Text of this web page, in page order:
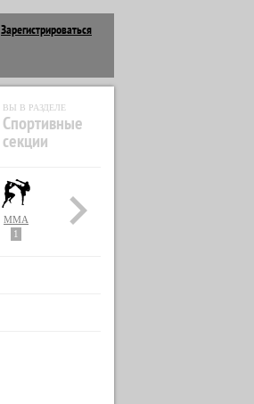
Зарегистрироваться
ВЫ В РАЗДЕЛЕ
Спортивные
секции
MMA
1